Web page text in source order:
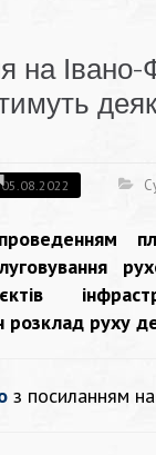
на Івано-
05.08.2022
розклад руху
з посиланням на